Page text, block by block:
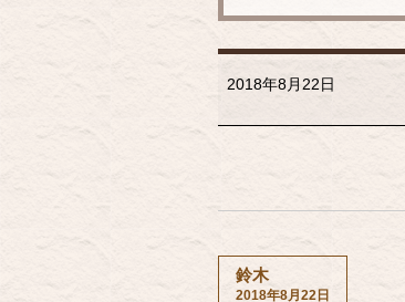
定
日2018年8月22日
鈴木
2018年8月22日